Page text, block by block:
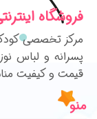
فروشگاه
مرکز تخصصی کودک
پسرانه و لباس
قیمت و کیفیت
منو